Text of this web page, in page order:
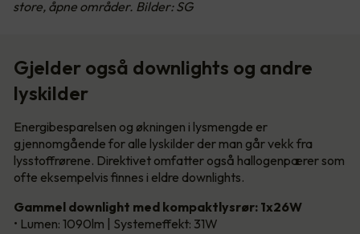
store, åpne områder. Bilder: SG
Gjelder også downlights og andre
lyskilder
Energibesparelsen og økningen i lysmengde er
gjennomgående for alle lyskilder der man går vekk fra
lysstoffrørene. Direktivet omfatter også hallogenpærer som
ofte eksempelvis finnes i eldre downlights.
Gammel downlight med kompaktlysrør: 1x26W
• Lumen: 1090lm | Systemeffekt: 31W